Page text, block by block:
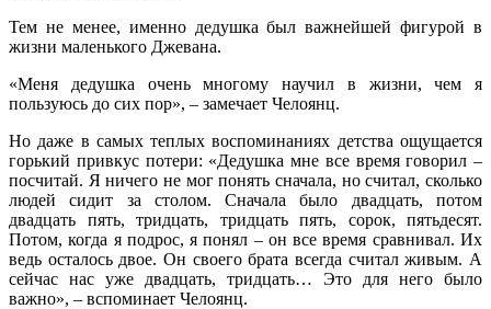
Тем не менее, именно дедушка был важнейшей фигурой в
жизни маленького Джевана.
«Меня дедушка очень многому научил в жизни, чем я
пользуюсь до сих пор», – замечает Челоянц.
Но даже в самых теплых воспоминаниях детства ощущается
горький привкус потери: «Дедушка мне все время говорил –
посчитай. Я ничего не мог понять сначала, но считал, сколько
людей сидит за столом. Сначала было двадцать, потом
двадцать пять, тридцать, тридцать пять, сорок, пятьдесят.
Потом, когда я подрос, я понял – он все время сравнивал. Их
ведь осталось двое. Он своего брата всегда считал живым. А
сейчас нас уже двадцать, тридцать… Это для него было
важно», – вспоминает Челоянц.